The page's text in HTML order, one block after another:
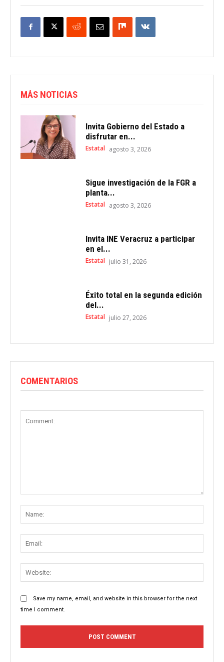
MÁS NOTICIAS
Invita Gobierno del Estado a
disfrutar en...
Estatal agosto 3, 2026
Sigue investigación de la FGR a
planta...
Estatal agosto 3, 2026
Invita INE Veracruz a participar
en el...
Estatal julio 31, 2026
Éxito total en la segunda edición
del...
Estatal julio 27, 2026
COMENTARIOS
Save my name, email, and website in this browser for the next
time I comment.